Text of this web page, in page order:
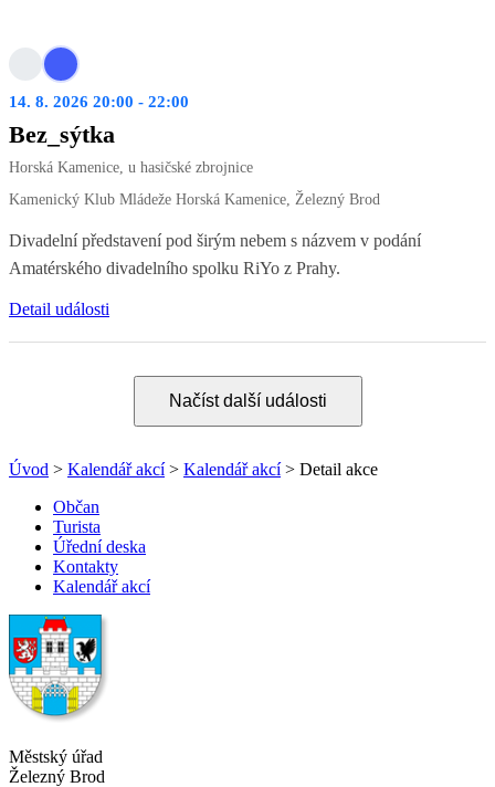
14. 8. 2026 20:00 - 22:00
Bez_sýtka
Horská Kamenice, u hasičské zbrojnice
Kamenický Klub Mládeže Horská Kamenice, Železný Brod
Divadelní představení pod širým nebem s názvem v podání
Amatérského divadelního spolku RiYo z Prahy.
Detail události
Načíst další události
Úvod > Kalendář akcí> Kalendář akcí> Detail akce
Občan
Turista
Úřední deska
Kontakty
Kalendář akcí
Městský úřad
Železný Brod